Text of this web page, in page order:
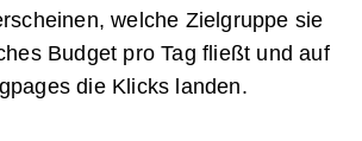
welche Zielgruppe sie
Budget pro Tag fließt und auf
die Klicks landen.